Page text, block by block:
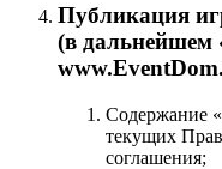
Публикация
(в дальнейшем
Содержание
текущих
соглашения;